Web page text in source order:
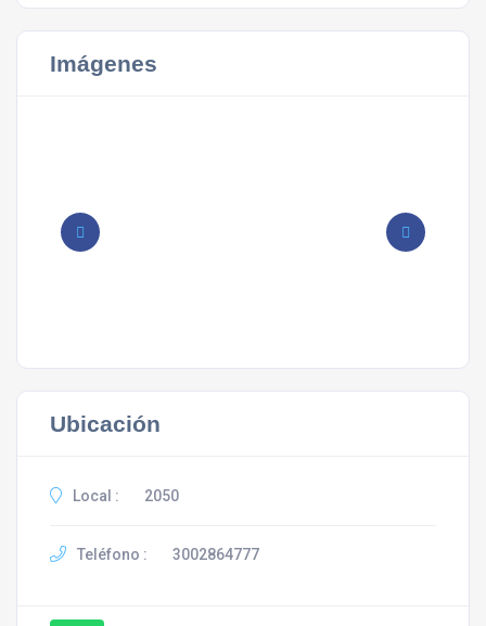
Imágenes
Ubicación
Local : 2050
Teléfono : 3002864777